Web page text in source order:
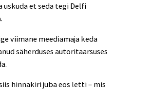
uskuda et seda tegi Delfi
viimane meediamaja keda
säherduses autoritaarsuses
hinnakiri juba eos letti – mis